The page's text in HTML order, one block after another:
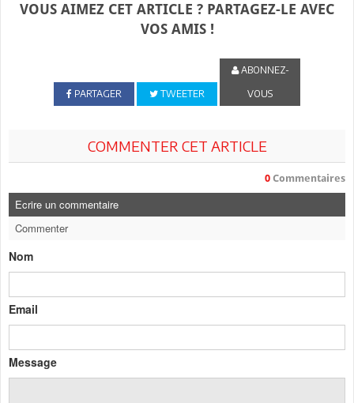
VOUS AIMEZ CET ARTICLE ? PARTAGEZ-LE AVEC
VOS AMIS !
PARTAGER TWEETER
ABONNEZ-
VOUS
COMMENTER CET ARTICLE
0 Commentaires
Ecrire un commentaire
Commenter
Nom
Email
Message